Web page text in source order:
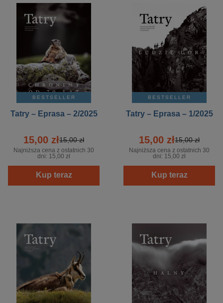
BESTSELLER
Tatry – Eprasa – 2/2025
15,00 zł15,00 zł
Najniższa cena z ostatnich 30
dni: 15,00 zł
Kup teraz
BESTSELLER
Tatry – Eprasa – 1/2025
15,00 zł15,00 zł
Najniższa cena z ostatnich 30
dni: 15,00 zł
Kup teraz